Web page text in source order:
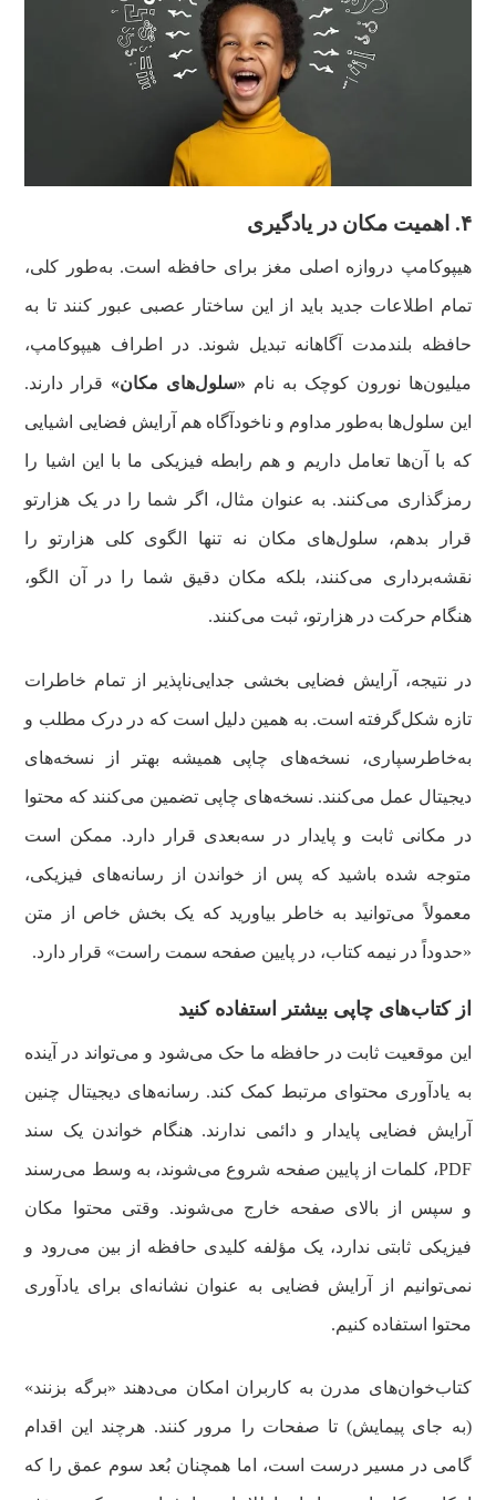
۴. اهمیت مکان در یادگیری
هیپوکامپ دروازه اصلی مغز برای حافظه است. به‌طور کلی،
تمام اطلاعات جدید باید از این ساختار عصبی عبور کنند تا به
حافظه بلندمدت آگاهانه تبدیل شوند. در اطراف هیپوکامپ،
میلیون‌ها نورون کوچک به نام «سلول‌های مکان» قرار دارند.
این سلول‌ها به‌طور مداوم و ناخودآگاه هم آرایش فضایی اشیایی
که با آن‌ها تعامل داریم و هم رابطه فیزیکی ما با این اشیا را
رمزگذاری می‌کنند. به عنوان مثال، اگر شما را در یک هزارتو
قرار بدهم، سلول‌های مکان نه تنها الگوی کلی هزارتو را
نقشه‌برداری می‌کنند، بلکه مکان دقیق شما را در آن الگو،
هنگام حرکت در هزارتو، ثبت می‌کنند.
در نتیجه، آرایش فضایی بخشی جدایی‌ناپذیر از تمام خاطرات
تازه شکل‌گرفته است. به همین دلیل است که در درک مطلب و
به‌خاطرسپاری، نسخه‌های چاپی همیشه بهتر از نسخه‌های
دیجیتال عمل می‌کنند. نسخه‌های چاپی تضمین می‌کنند که محتوا
در مکانی ثابت و پایدار در سه‌بعدی قرار دارد. ممکن است
متوجه شده باشید که پس از خواندن از رسانه‌های فیزیکی،
معمولاً می‌توانید به خاطر بیاورید که یک بخش خاص از متن
«حدوداً در نیمه کتاب، در پایین صفحه سمت راست» قرار دارد.
از کتاب‌های چاپی بیشتر استفاده کنید
این موقعیت ثابت در حافظه ما حک می‌شود و می‌تواند در آینده
به یادآوری محتوای مرتبط کمک کند. رسانه‌های دیجیتال چنین
آرایش فضایی پایدار و دائمی ندارند. هنگام خواندن یک سند
PDF، کلمات از پایین صفحه شروع می‌شوند، به وسط می‌رسند
و سپس از بالای صفحه خارج می‌شوند. وقتی محتوا مکان
فیزیکی ثابتی ندارد، یک مؤلفه کلیدی حافظه از بین می‌رود و
نمی‌توانیم از آرایش فضایی به عنوان نشانه‌ای برای یادآوری
محتوا استفاده کنیم.
کتاب‌خوان‌های مدرن به کاربران امکان می‌دهند «برگه بزنند»
(به جای پیمایش) تا صفحات را مرور کنند. هرچند این اقدام
گامی در مسیر درست است، اما همچنان بُعد سوم عمق را که